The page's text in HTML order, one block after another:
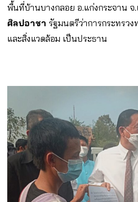
พื้นที่บ้านบางกลอย อ.แก่งกระจาน จ
ศิลปอาชา รัฐมนตรีว่าการกระทรว
และสิ่งแวดล้อม เป็นประธาน